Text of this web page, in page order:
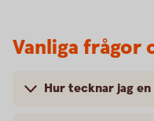
Vanliga frågor
Hur tecknar jag